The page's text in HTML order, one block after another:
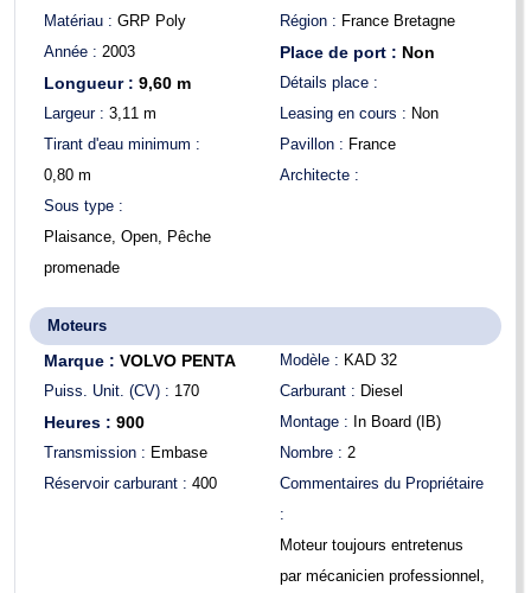
Matériau : GRP Poly
Année : 2003
Longueur : 9,60 m
Largeur : 3,11 m
Tirant d'eau minimum :
0,80 m
Sous type :
Plaisance, Open, Pêche
promenade
Région : France Bretagne
Place de port : Non
Détails place :
Leasing en cours : Non
Pavillon : France
Architecte :
Moteurs
Marque : VOLVO PENTA
Puiss. Unit. (CV) : 170
Heures : 900
Transmission : Embase
Réservoir carburant : 400
Modèle : KAD 32
Carburant : Diesel
Montage : In Board (IB)
Nombre : 2
Commentaires du Propriétaire
:
Moteur toujours entretenus
par mécanicien professionnel,